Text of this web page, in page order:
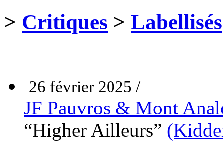
> Critiques > Labellisés
26 février 2025 /
JF Pauvros & Mont
“Higher Ailleurs”